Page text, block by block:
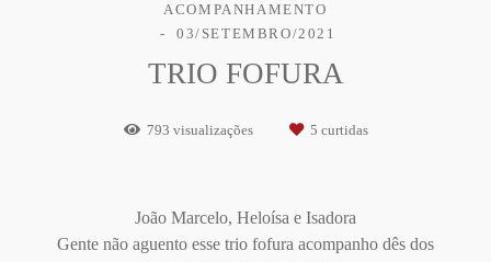
ACOMPANHAMENTO
03/SETEMBRO/2021
TRIO FOFURA
793 visualizações 5 curtidas
João Marcelo, Heloísa e Isadora
Gente não aguento esse trio fofura acompanho dês dos